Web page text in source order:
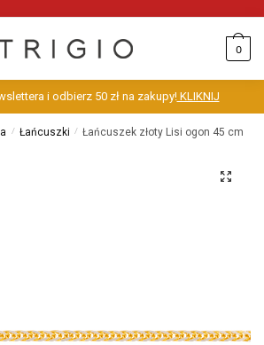
0
i odbierz 50 zł na zakupy!KLIKNIJ
/ Łańcuszki / Łańcuszek złoty Lisi ogon 45 cm